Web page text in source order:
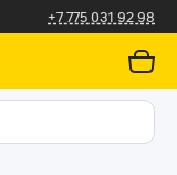
+7 775 031 92 98